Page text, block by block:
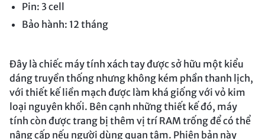
Pin: 3 cell
Bảo hành: 12 tháng
Đây là chiếc máy tính xách tay được sở hữu một kiểu
dáng truyền thống nhưng không kém phần thanh lịch,
với thiết kế liền mạch được làm khá giống với vỏ kim
loại nguyên khối. Bên cạnh những thiết kế đó, máy
tính còn được trang bị thêm vị trí RAM trống để có thể
nâng cấp nếu người dùng quan tâm. Phiên bản này